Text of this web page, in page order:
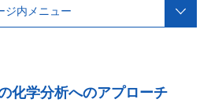
ジ内メニュー
化学分析へのアプローチ